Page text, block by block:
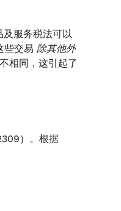
及服务税法可以
些交易 除其他外
相同，这引起了
）。根据